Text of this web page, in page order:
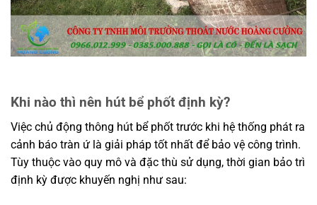
Khi nào thì nên hút bể phốt định kỳ?
Việc chủ động thông hút bể phốt trước khi hệ thống phát ra
cảnh báo tràn ứ là giải pháp tốt nhất để bảo vệ công trình.
Tùy thuộc vào quy mô và đặc thù sử dụng, thời gian bảo trì
định kỳ được khuyến nghị như sau: